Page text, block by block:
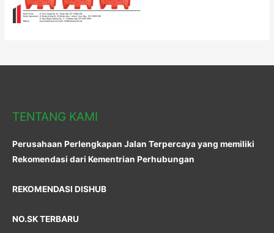
TENTANG KAMI
Perusahaan Perlengkapan Jalan Terpercaya yang memiliki
Rekomendasi dari Kementrian Perhubungan
REKOMENDASI DISHUB
NO.SK TERBARU